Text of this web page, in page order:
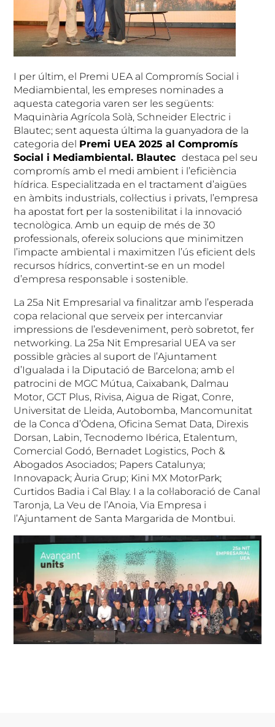
I per últim, el Premi UEA al Compromís Social i
Mediambiental, les empreses nominades a
aquesta categoria varen ser les següents:
Maquinària Agrícola Solà, Schneider Electric i
Blautec; sent aquesta última la guanyadora de la
categoria del Premi UEA 2025 al Compromís
Social i Mediambiental. Blautecdestaca pel seu
compromís amb el medi ambient i l’eficiència
hídrica. Especialitzada en el tractament d’aigües
en àmbits industrials, col·lectius i privats, l’empresa
ha apostat fort per la sostenibilitat i la innovació
tecnològica. Amb un equip de més de 30
professionals, ofereix solucions que minimitzen
l’impacte ambiental i maximitzen l’ús eficient dels
recursos hídrics, convertint-se en un model
d’empresa responsable i sostenible.
La 25a Nit Empresarial va finalitzar amb l’esperada
copa relacional que serveix per intercanviar
impressions de l’esdeveniment, però sobretot, fer
networking. La 25a Nit Empresarial UEA va ser
possible gràcies al suport de l’Ajuntament
d’Igualada i la Diputació de Barcelona; amb el
patrocini de MGC Mútua, Caixabank, Dalmau
Motor, GCT Plus, Rivisa, Aigua de Rigat, Conre,
Universitat de Lleida, Autobomba, Mancomunitat
de la Conca d’Òdena, Oficina Semat Data, Direxis
Dorsan, Labin, Tecnodemo Ibérica, Etalentum,
Comercial Godó, Bernadet Logistics, Poch &
Abogados Asociados; Papers Catalunya;
Innovapack; Àuria Grup; Kini MX MotorPark;
Curtidos Badia i Cal Blay. I a la col·laboració de Canal
Taronja, La Veu de l’Anoia, Via Empresa i
l’Ajuntament de Santa Margarida de Montbui.